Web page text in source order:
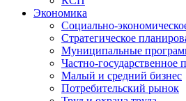
Экономика
Социально-
Стратегическое
Муниципальные
Частно-государственное
Малый и средний бизнес
Потребительский рынок